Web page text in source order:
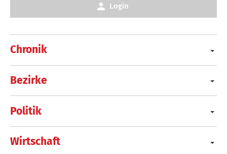
Chronik
Bezirke
Politik
Wirtschaft
Login